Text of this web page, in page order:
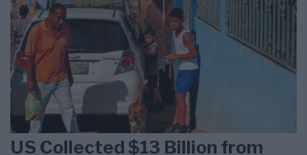
US Collected $13 Billion from